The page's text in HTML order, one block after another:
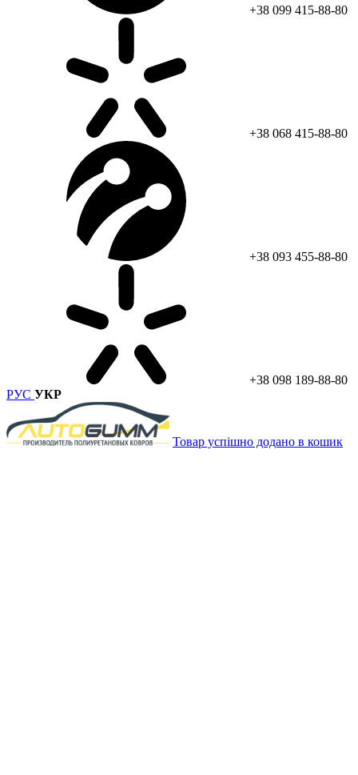
+38 099 415-88-80
+38 068 415-88-80
+38 093 455-88-80
+38 098 189-88-80
РУС УКР
Товар успішно додано в кошик